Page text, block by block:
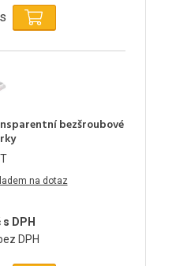
bezšroubové
na dotaz
s DPH
DPH